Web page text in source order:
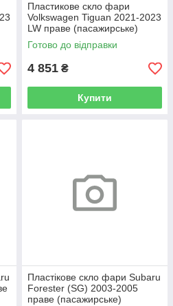
Пластикове скло фари
Volkswagen Tiguan 2021-2023
LW праве (пасажирське)
Готово до відправки
4 851 ₴
Купити
Пластікове скло фари Subaru
Forester (SG) 2003-2005
праве (пасажирське)